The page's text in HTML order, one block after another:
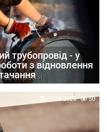
трубопровід - у
з відновлення
07.08.2026 50